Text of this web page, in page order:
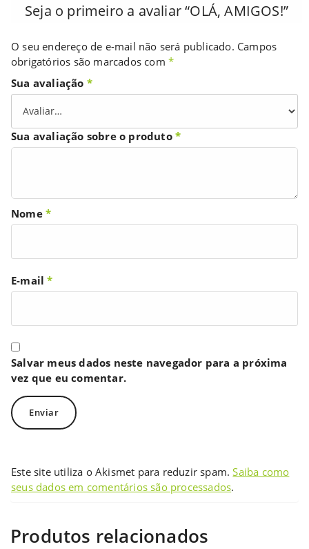
Seja o primeiro a avaliar “OLÁ, AMIGOS!”
O seu endereço de e-mail não será publicado. Campos
obrigatórios são marcados com *
Sua avaliação *
Sua avaliação sobre o produto *
Nome *
E-mail*
Salvar meus dados neste navegador para a próxima
vez que eu comentar.
Este site utiliza o Akismet para reduzir spam.Saiba como
seus dados em comentários são processados.
Produtos relacionados